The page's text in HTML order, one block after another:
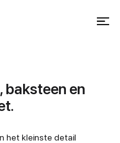
baksteen en
het kleinste detail